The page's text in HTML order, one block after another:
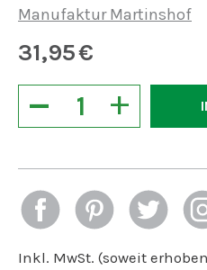
Manufaktur Martinshof
31,95€
+
−
Inkl. MwSt. (soweit